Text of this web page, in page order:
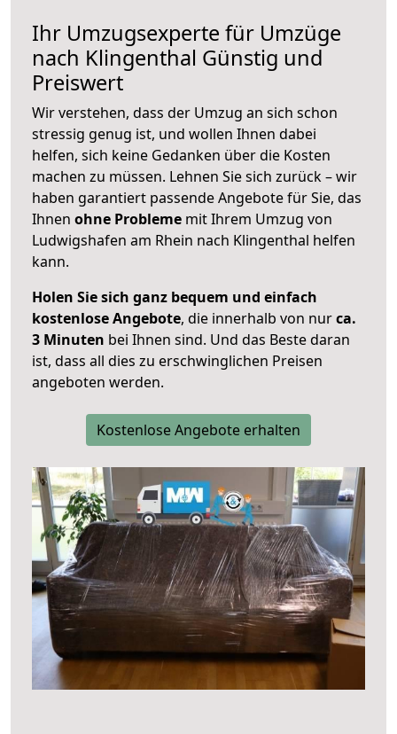
Ihr Umzugsexperte für Umzüge
nach Klingenthal Günstig und
Preiswert
Wir verstehen, dass der Umzug an sich schon
stressig genug ist, und wollen Ihnen dabei
helfen, sich keine Gedanken über die Kosten
machen zu müssen. Lehnen Sie sich zurück – wir
haben garantiert passende Angebote für Sie, das
Ihnen ohne Probleme mit Ihrem Umzug von
Ludwigshafen am Rhein nach Klingenthal helfen
kann.
Holen Sie sich ganz bequem und einfach
kostenlose Angebote, die innerhalb von nurca.
3 Minuten bei Ihnen sind. Und das Beste daran
ist, dass all dies zu erschwinglichen Preisen
angeboten werden.
Kostenlose Angebote erhalten